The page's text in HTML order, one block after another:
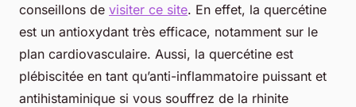
conseillons de visiter ce site. En effet, la quercétine
est un antioxydant très efficace, notamment sur le
plan cardiovasculaire. Aussi, la quercétine est
plébiscitée en tant qu’anti-inflammatoire puissant et
antihistaminique si vous souffrez de la rhinite